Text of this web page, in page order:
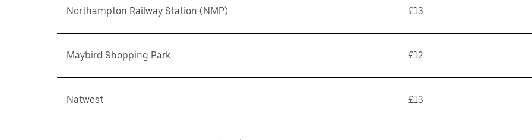
Northampton Railway Station (NMP) £13
Maybird Shopping Park £12
Natwest £13